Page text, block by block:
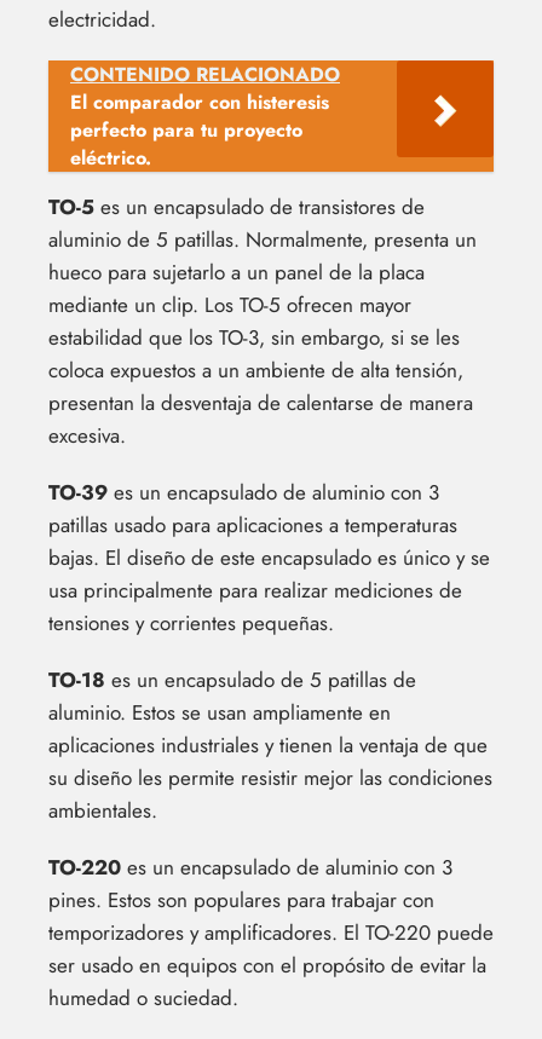
electricidad.
CONTENIDO RELACIONADO
El comparador con histeresis
perfecto para tu proyecto
eléctrico.
TO-5 es un encapsulado de transistores de
aluminio de 5 patillas. Normalmente, presenta un
hueco para sujetarlo a un panel de la placa
mediante un clip. Los TO-5 ofrecen mayor
estabilidad que los TO-3, sin embargo, si se les
coloca expuestos a un ambiente de alta tensión,
presentan la desventaja de calentarse de manera
excesiva.
TO-39 es un encapsulado de aluminio con 3
patillas usado para aplicaciones a temperaturas
bajas. El diseño de este encapsulado es único y se
usa principalmente para realizar mediciones de
tensiones y corrientes pequeñas.
TO-18 es un encapsulado de 5 patillas de
aluminio. Estos se usan ampliamente en
aplicaciones industriales y tienen la ventaja de que
su diseño les permite resistir mejor las condiciones
ambientales.
TO-220 es un encapsulado de aluminio con 3
pines. Estos son populares para trabajar con
temporizadores y amplificadores. El TO-220 puede
ser usado en equipos con el propósito de evitar la
humedad o suciedad.